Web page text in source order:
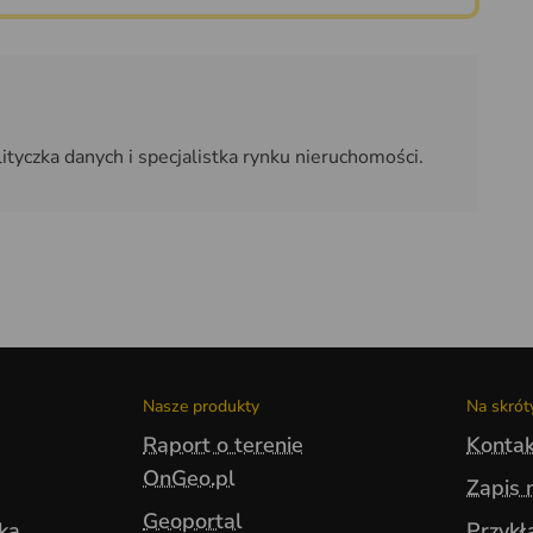
danych i specjalistka rynku nieruchomości.
Nasze produkty
Raport o terenie
OnGeo.pl
Geoportal
Na
Zapis